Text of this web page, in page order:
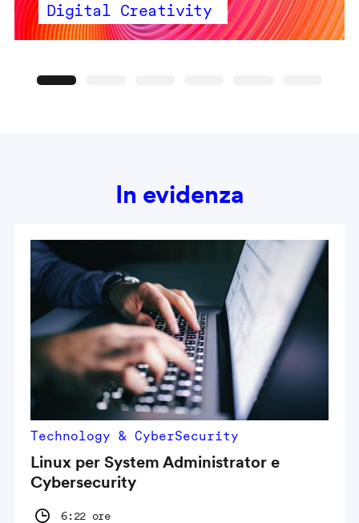
Digital Creativity
In evidenza
Technology & CyberSecurity
Linux per System Administrator e
Cybersecurity
6:22 ore